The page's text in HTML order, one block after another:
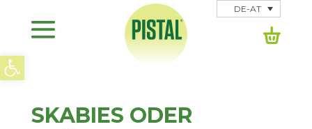
Open werkbalk
DE-AT
SKABIES ODER